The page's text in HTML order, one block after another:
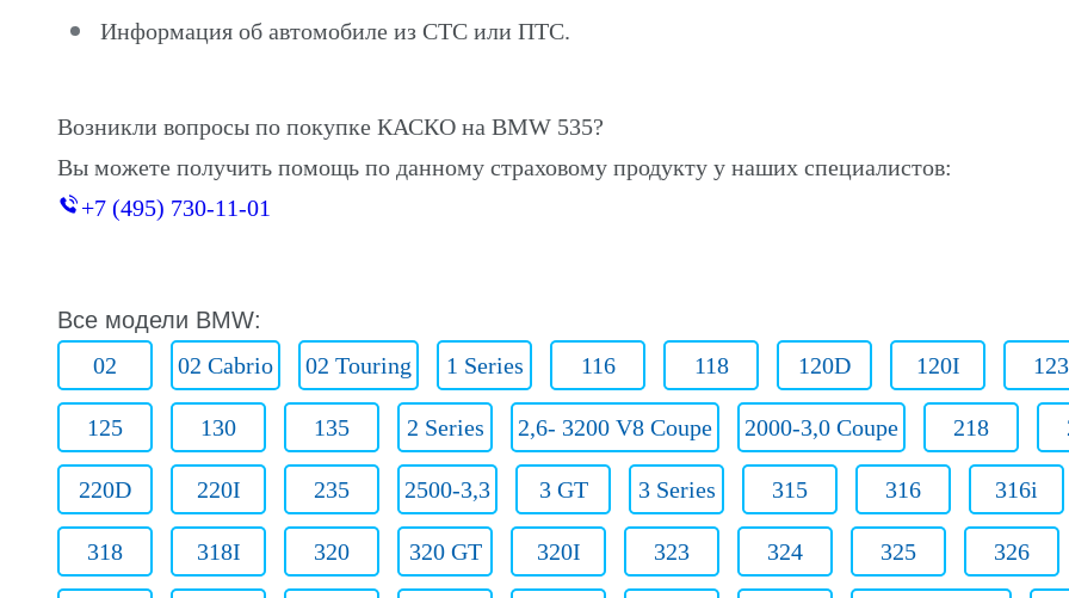
Информация об автомобиле из СТС или ПТС.
Возникли вопросы по покупке КАСКО на BMW 535?
Вы можете получить помощь по данному страховому продукту у наших специалистов:
+7 (495) 730-11-01
Все модели BMW:
02
02 Cabrio 02 Touring 1 Series 116 118 120D 120I 123
125 130 135 2 Series 2,6- 3200 V8 Coupe 2000-3,0 Coupe 218
220D 220I 235 2500-3,3 3 GT 3 Series 315 316 316i
318 318I 320 320 GT 320I 323 324 325 326